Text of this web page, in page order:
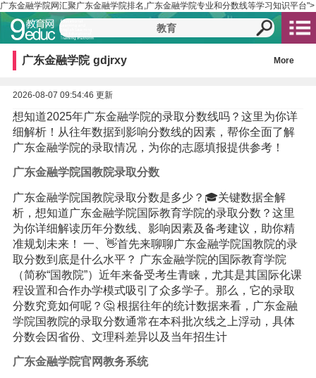
广东金融学院网汇聚广东金融学院排名,广东金融学院专业和分数线等学习知识平台">
广东金融学院 gdjrxy More
2026-08-07 09:54:46 更新
想知道2025年广东金融学院的录取分数线吗？这里为你详
细解析！从往年数据到影响分数线的因素，帮你全面了解
广东金融学院的录取情况，为你的志愿填报提供参考！
广东金融学院国教院录取分数
广东金融学院国教院录取分数是多少？🎓关键数据全解
析，想知道广东金融学院国际教育学院的录取分数？这里
为你详细解读历年分数线、影响因素及备考建议，助你精
准规划未来！ 一、👋首先来聊聊广东金融学院国教院的录
取分数到底是什么水平？ 广东金融学院的国际教育学院
（简称“国教院”）近年来备受考生青睐，尤其是其国际化课
程设置和合作办学模式吸引了众多学子。那么，它的录取
分数究竟如何呢？🤔 根据往年的统计数据来看，广东金融
学院国教院的录取分数通常在本科批次线之上浮动，具体
分数会因省份、文理科差异以及当年招生计
广东金融学院官网教务系统